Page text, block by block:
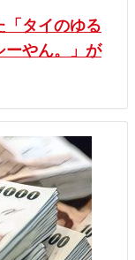
「タイのゆる
ーやん。」が